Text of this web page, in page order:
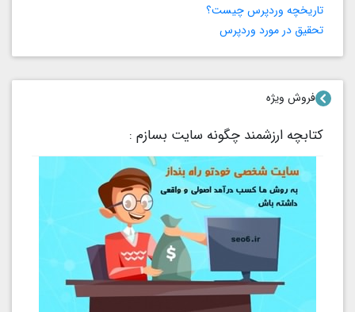
تاریخچه وردپرس چیست؟
تحقیق در مورد وردپرس
فروش ویژه
کتابچه ارزشمند چگونه سایت بسازم :